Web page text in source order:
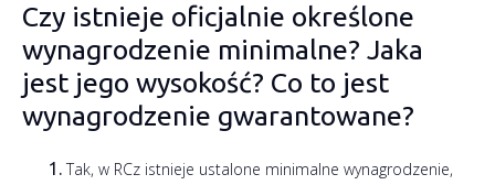
Czy istnieje oficjalnie określone
wynagrodzenie minimalne? Jaka
jest jego wysokość? Co to jest
wynagrodzenie gwarantowane?
Tak, w RCz istnieje ustalone minimalne wynagrodzenie,